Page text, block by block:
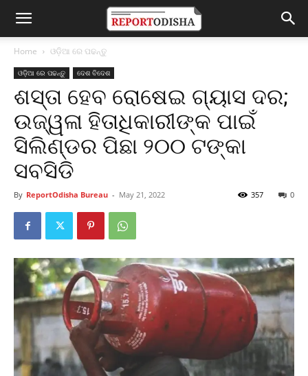
Home ଓଡ଼ିଆ ରେ ପଢନ୍ତୁ
ଓଡ଼ିଆ ରେ ପଢନ୍ତୁ ଦେଶ ବିଦେଶ
ଶସ୍ତା ହେବ ରୋଷେଇ ଗ୍ୟାସ ଦର;
ଉଜ୍ୱଳା ହିତାଧିକାରୀଙ୍କ ପାଇଁ
ସିଲିଣ୍ଡର ପିଛା ୨୦୦ ଟଙ୍କା
ସବସିଡି
By ReportOdisha Bureau - May 21, 2022 0
357